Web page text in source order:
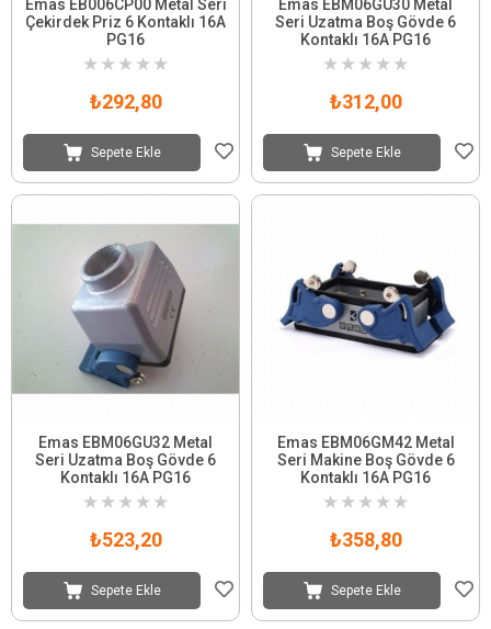
Emas EB006CP00 Metal Seri
Çekirdek Priz 6 Kontaklı 16A
PG16
★ ★ ★ ★ ★
₺292,80
Sepete Ekle
Emas EBM06GU30 Metal
Seri Uzatma Boş Gövde 6
Kontaklı 16A PG16
★ ★ ★ ★ ★
₺312,00
Sepete Ekle
Emas EBM06GU32 Metal
Seri Uzatma Boş Gövde 6
Kontaklı 16A PG16
★ ★ ★ ★ ★
₺523,20
Sepete Ekle
Emas EBM06GM42 Metal
Seri Makine Boş Gövde 6
Kontaklı 16A PG16
★ ★ ★ ★ ★
₺358,80
Sepete Ekle